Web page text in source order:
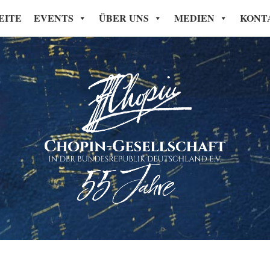
EVENTS ÜBER UNS MEDIEN
Chopin-Gesellschaft